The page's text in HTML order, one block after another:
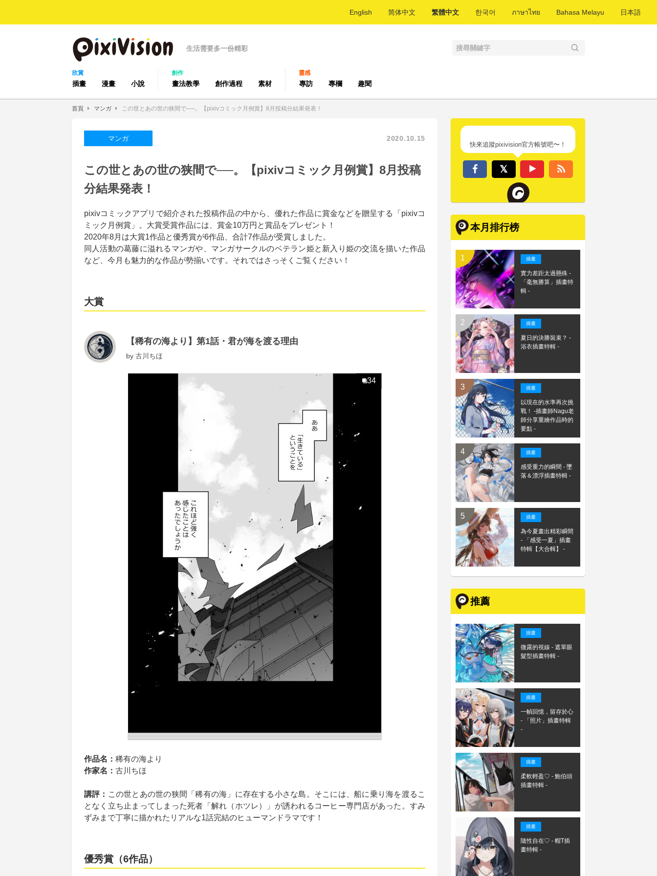
English 简体中文 繁體中文 한국어 ภาษาไทย Bahasa Melayu 日本語
生活需要多一份精彩
欣賞
插畫 漫畫 小說
創作
畫法教學 創作過程 素材
靈感
專訪 專欄 趣聞
首頁 マンガ この世とあの世の狭間で──。【pixivコミック月例賞】8月投稿分結果発表！
マンガ 2020.10.15
この世とあの世の狭間で──。【pixivコミック月例賞】8月投稿
分結果発表！
pixivコミックアプリで紹介された投稿作品の中から、優れた作品に賞金などを贈呈する「pixivコ
ミック月例賞」。大賞受賞作品には、賞金10万円と賞品をプレゼント！
2020年8月は大賞1作品と優秀賞が6作品、合計7作品が受賞しました。
同人活動の葛藤に溢れるマンガや、マンガサークルのベテラン姫と新入り姫の交流を描いた作品
など、今月も魅力的な作品が勢揃いです。それではさっそくご覧ください！
大賞
【稀有の海より】第1話・君が海を渡る理由
by 古川ちほ
34
作品名： 稀有の海より
作家名： 古川ちほ
講評： この世とあの世の狭間「稀有の海」に存在する小さな島。そこには、船に乗り海を渡るこ
となく立ち止まってしまった死者「解れ（ホツレ）」が誘われるコーヒー専門店があった。すみ
ずみまで丁寧に描かれたリアルな1話完結のヒューマンドラマです！
優秀賞（6作品）
快來追蹤pixivision官方帳號吧〜！
本月排行榜
插畫
實力差距太過懸殊 -
「毫無勝算」插畫特
輯 -
插畫
夏日的決勝裝束？ -
浴衣插畫特輯 -
插畫
以現在的水準再次挑
戰！ -插畫師Nagu老
師分享重繪作品時的
要點 -
插畫
感受重力的瞬間 - 墜
落＆漂浮插畫特輯 -
插畫
為今夏畫出精彩瞬間
- 「感受一夏」插畫
特輯【大合輯】 -
推薦
插畫
微露的視線 - 遮單眼
髮型插畫特輯 -
插畫
一幀回憶，留存於心
- 「照片」插畫特輯
-
插畫
柔軟輕盈♡ - 鮑伯頭
插畫特輯 -
插畫
隨性自在♡ - 帽T插
畫特輯 -